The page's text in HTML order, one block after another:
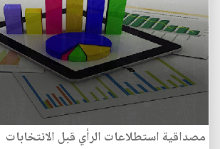
مصداقية استطلاعات الرأي قبل الانتخابات